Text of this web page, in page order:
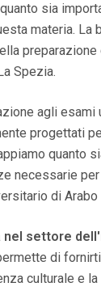
sia
materia. La
Spezia.
agli esami
progettati
quanto
necessarie
di Arabo
nel settore
di
culturale e